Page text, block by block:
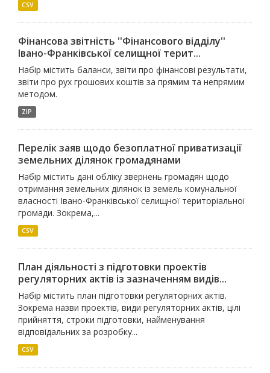
CSV
Фінансова звітність ''Фінансового відділу''
Івано-Франківської селищної терит...
Набір містить баланси, звіти про фінансові результати,
звіти про рух грошових коштів за прямим та непрямим
методом.
ZIP
Перелік заяв щодо безоплатної приватизації
земельних ділянок громадянами
Набір містить дані обліку звернень громадян щодо
отримання земельних ділянок із земель комунальної
власності Івано-Франківської селищної територіальної
громади. Зокрема,...
CSV
План діяльності з підготовки проектів
регуляторних актів із зазначенням видів...
Набір містить план підготовки регуляторних актів.
Зокрема назви проектів, види регуляторних актів, цілі
прийняття, строки підготовки, найменування
відповідальних за розробку...
CSV